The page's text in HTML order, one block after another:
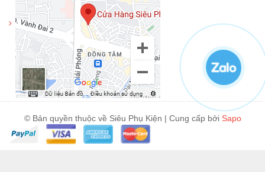
© Bản quyền thuộc về Siêu Phụ Kiện | Cung cấp bởi Sapo